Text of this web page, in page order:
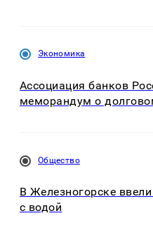
Экономика
Ассоциация банков
меморандум о
Общество
В Железногорске
с водой